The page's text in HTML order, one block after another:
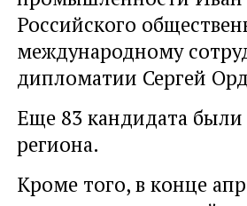
Российского
международному
дипломатии Сергей
Еще 83 кандидата
региона.
Кроме того, в конце